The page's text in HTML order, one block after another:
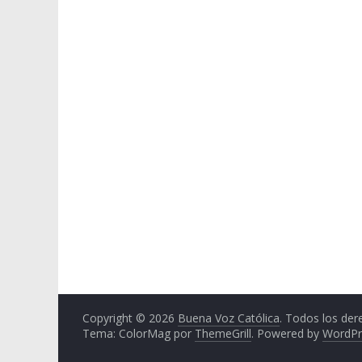
Copyright © 2026 Buena Voz Católica. Todos los
Tema: ColorMag por ThemeGrill. Powered by